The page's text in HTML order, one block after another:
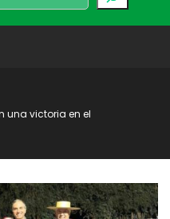
una victoria en el